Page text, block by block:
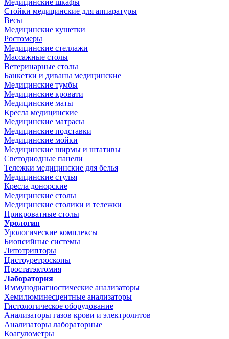
Медицинские шкафы
Стойки медицинские для аппаратуры
Весы
Медицинские кушетки
Ростомеры
Медицинские стеллажи
Массажные столы
Ветеринарные столы
Банкетки и диваны медицинские
Медицинские тумбы
Медицинские кровати
Медицинские маты
Кресла медицинские
Медицинские матрасы
Медицинские подставки
Медицинские мойки
Медицинские ширмы и штативы
Светодиодные панели
Тележки медицинские для белья
Медицинские стулья
Кресла донорские
Медицинские столы
Медицинские столики и тележки
Прикроватные столы
Урология
Урологические комплексы
Биопсийные системы
Литотрипторы
Цистоуретроскопы
Простатэктомия
Лаборатория
Иммунодиагностические анализаторы
Хемилюминесцентные анализаторы
Гистологическое оборудование
Анализаторы газов крови и электролитов
Анализаторы лабораторные
Коагулометры